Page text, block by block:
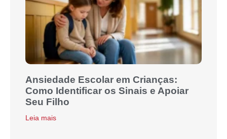
Ansiedade Escolar em Crianças:
Como Identificar os Sinais e Apoiar
Seu Filho
Leia mais